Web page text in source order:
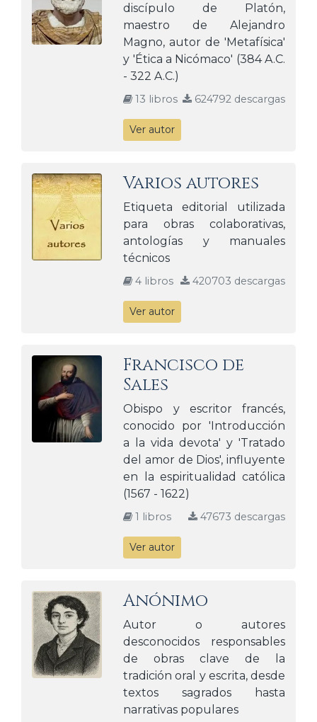
discípulo de Platón,
maestro de Alejandro
Magno, autor de 'Metafísica'
y 'Ética a Nicómaco' (384 A.C.
- 322 A.C.)
13 libros 624792 descargas
Ver autor
Varios autores
Etiqueta editorial utilizada
para obras colaborativas,
antologías y manuales
técnicos
4 libros 420703 descargas
Ver autor
Francisco de
Sales
Obispo y escritor francés,
conocido por 'Introducción
a la vida devota' y 'Tratado
del amor de Dios', influyente
en la espiritualidad católica
(1567 - 1622)
1 libros 47673 descargas
Ver autor
Anónimo
Autor o autores
desconocidos responsables
de obras clave de la
tradición oral y escrita, desde
textos sagrados hasta
narrativas populares